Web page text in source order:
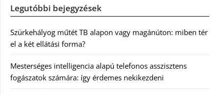
Legutóbbi bejegyzések
Szürkehályog műtét TB alapon vagy magánúton: miben tér
el a két ellátási forma?
Mesterséges intelligencia alapú telefonos asszisztens
fogászatok számára: így érdemes nekikezdeni